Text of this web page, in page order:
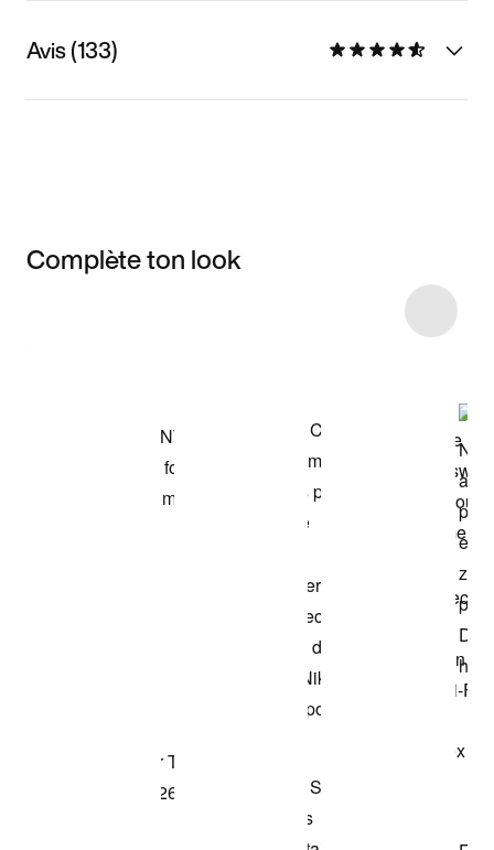
Avis (133)
Complète ton look